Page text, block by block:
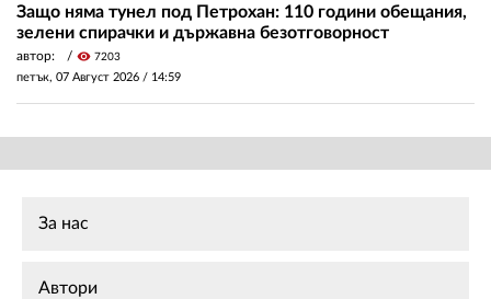
Защо няма тунел под Петрохан: 110 години обещания,
зелени спирачки и държавна безотговорност
автор: visibility 7203
петък, 07 Август 2026 / 14:59
За нас
Автори